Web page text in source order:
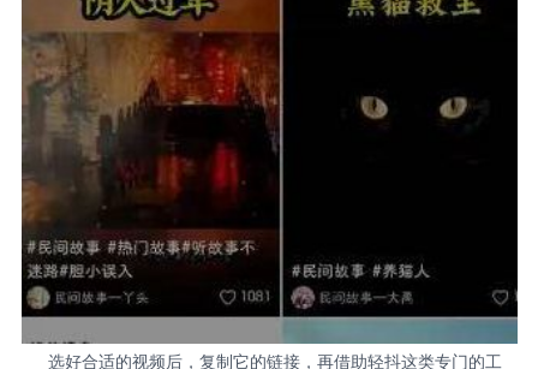
选好合适的视频后，复制它的链接，再借助轻抖这类专门的工